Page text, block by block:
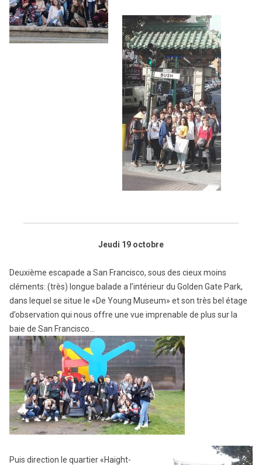
Jeudi 19 octobre
Deuxième escapade a San Francisco, sous des cieux moins
cléments: (très) longue balade a l’intérieur du Golden Gate Park,
dans lequel se situe le «De Young Museum» et son très bel étage
d’observation qui nous offre une vue imprenable de plus sur la
baie de San Francisco…
Puis direction le quartier «Haight-